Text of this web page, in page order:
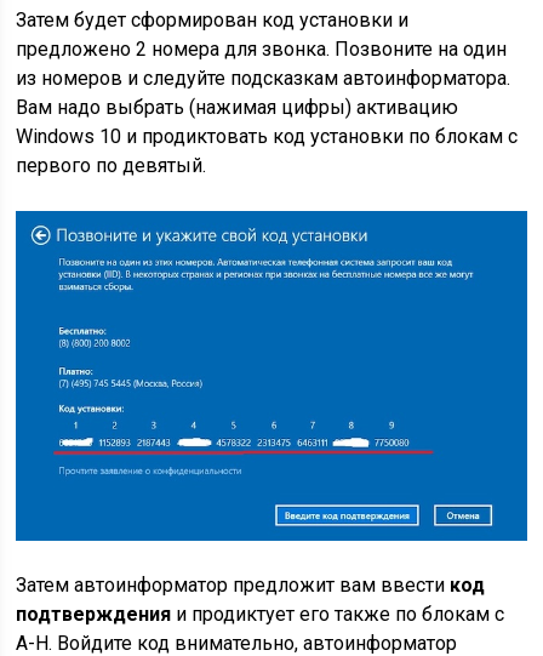
Затем будет сформирован код установки и
предложено 2 номера для звонка. Позвоните на один
из номеров и следуйте подсказкам автоинформатора.
Вам надо выбрать (нажимая цифры) активацию
Windows 10 и продиктовать код установки по блокам с
первого по девятый.
Затем автоинформатор предложит вам ввести код
подтверждения и продиктует его также по блокам с
A-H. Войдите код внимательно, автоинформатор